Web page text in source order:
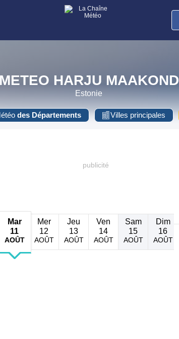
METEO HARJU MAAKOND
Estonie
des Départements Villes principales
Mar
11
AOÛT
Mer
12
AOÛT
Jeu
13
AOÛT
Ven
14
AOÛT
Sam
15
AOÛT
Dim
16
AOÛT